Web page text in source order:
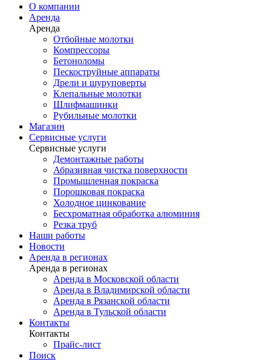
О компании
Аренда
Аренда
Отбойные молотки
Компрессоры
Бетоноломы
Пескоструйные аппараты
Дрели и шуруповерты
Клепальные молотки
Шлифмашинки
Рубильные молотки
Магазин
Сервисные услуги
Сервисные услуги
Демонтажные работы
Абразивная чистка поверхности
Промышленная покраска
Порошковая покраска
Холодное цинкование
Бесхроматная обработка алюминия
Резка труб
Наши работы
Новости
Аренда в регионах
Аренда в регионах
Аренда в Московской области
Аренда в Владимирской области
Аренда в Рязанской области
Аренда в Тульской области
Контакты
Контакты
Прайс-лист
Поиск